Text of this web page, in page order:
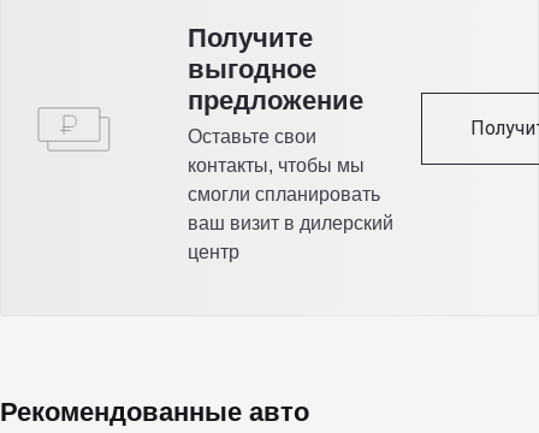
Получитe
выгодное
предложение
Оставьте свои
контакты, чтобы мы
смогли спланировать
ваш визит в дилерский
центр
Рекомендованные авто